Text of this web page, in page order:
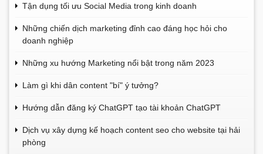
Tận dụng tối ưu Social Media trong kinh doanh
Những chiến dịch marketing đỉnh cao đáng học hỏi cho
doanh nghiệp
Những xu hướng Marketing nổi bật trong năm 2023
Làm gì khi dân content "bí" ý tưởng?
Hướng dẫn đăng ký ChatGPT tạo tài khoản ChatGPT
Dịch vụ xây dựng kế hoạch content seo cho website tại hải
phòng